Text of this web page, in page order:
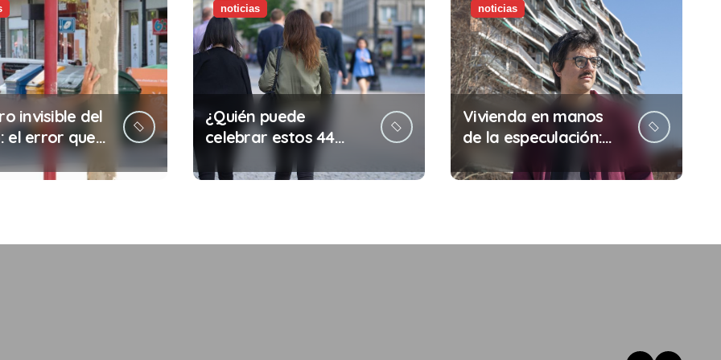
invisible del
el error que
cada 30
en tu trabajo
noticias
¿Quién puede
celebrar estos 44
noticias
Vivienda en manos
de la especulación:
no te da para vivir